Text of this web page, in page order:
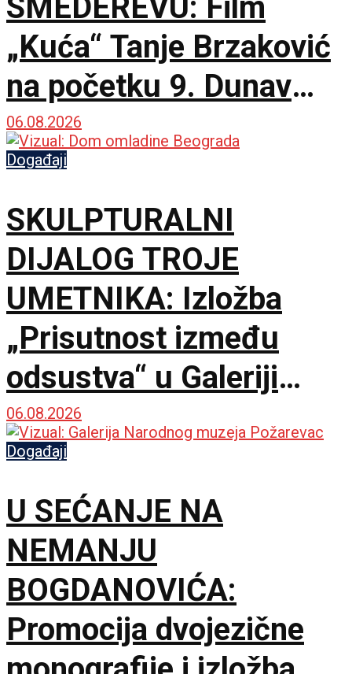
„Kuća“ Tanje Brzaković
na početku 9. Dunav
Film Festa
06.08.2026
Događaji
SKULPTURALNI
DIJALOG TROJE
UMETNIKA: Izložba
„Prisutnost između
odsustva“ u Galeriji
Doma omladine
Beograda
06.08.2026
Događaji
U SEĆANJE NA
NEMANJU
BOGDANOVIĆA:
Promocija dvojezične